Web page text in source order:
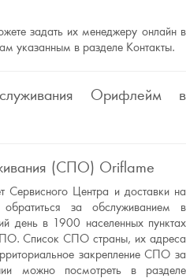
задать их менеджеру онлайн в
указанным в разделе Контакты.
Орифлейм в
(СПО) Oriflame
Сервисного Центра и доставки на
за обслуживанием в
день в 1900 населенных пунктах
Список СПО страны, их адреса
закрепление СПО за
можно посмотреть в разделе